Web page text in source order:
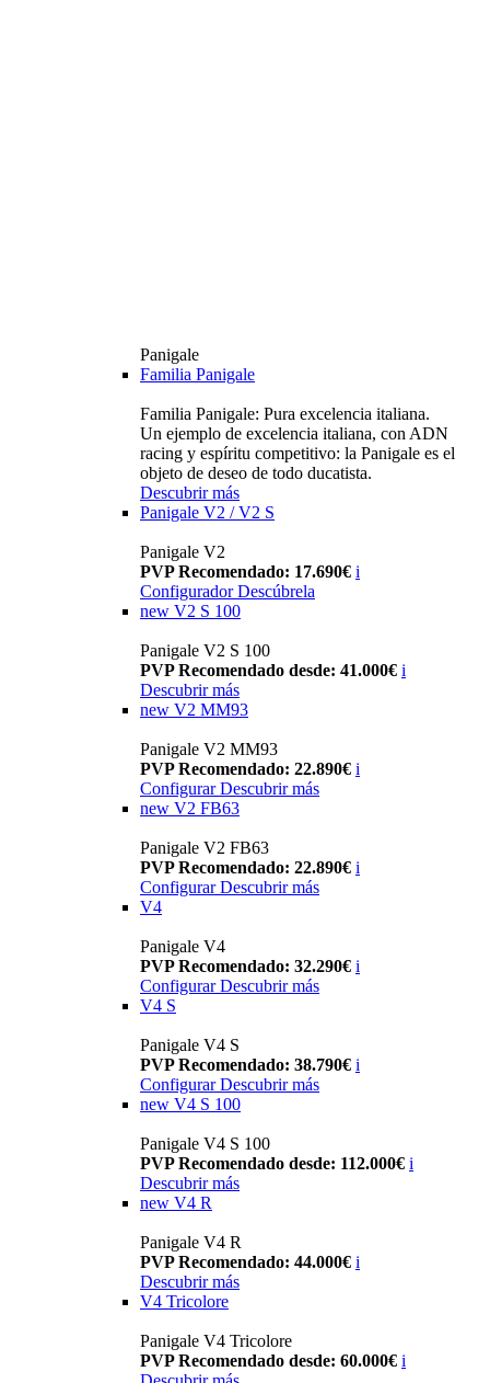
Panigale
Familia Panigale
Familia Panigale: Pura excelencia italiana.
Un ejemplo de excelencia italiana, con ADN
racing y espíritu competitivo: la Panigale es el
objeto de deseo de todo ducatista.
Descubrir más
Panigale V2 / V2 S
Panigale V2
PVP Recomendado: 17.690€ i
Configurador Descúbrela
new V2 S 100
Panigale V2 S 100
PVP Recomendado desde: 41.000€ i
Descubrir más
new V2 MM93
Panigale V2 MM93
PVP Recomendado: 22.890€ i
Configurar Descubrir más
new V2 FB63
Panigale V2 FB63
PVP Recomendado: 22.890€ i
Configurar Descubrir más
V4
Panigale V4
PVP Recomendado: 32.290€ i
Configurar Descubrir más
V4 S
Panigale V4 S
PVP Recomendado: 38.790€ i
Configurar Descubrir más
new V4 S 100
Panigale V4 S 100
PVP Recomendado desde: 112.000€ i
Descubrir más
new V4 R
Panigale V4 R
PVP Recomendado: 44.000€ i
Descubrir más
V4 Tricolore
Panigale V4 Tricolore
PVP Recomendado desde: 60.000€ i